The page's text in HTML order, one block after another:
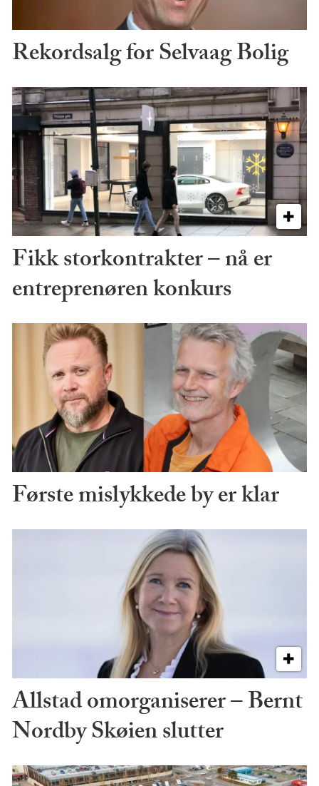
Rekordsalg for Selvaag Bolig
Fikk storkontrakter – nå er
entreprenøren konkurs
Første mislykkede by er klar
Allstad omorganiserer – Bernt
Nordby Skøien slutter